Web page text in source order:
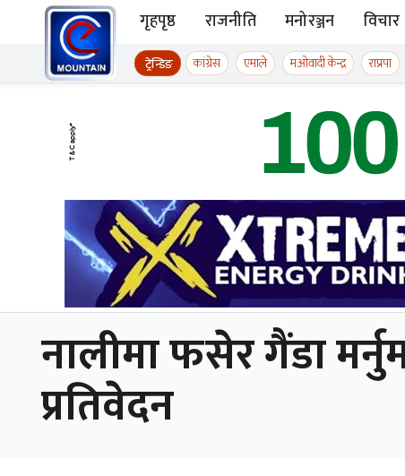
Skip to content
ईमाउण्टेन समाचार
गृहपृष्ठ राजनीति मनोरञ्जन विचार
ट्रेन्डिङ कांग्रेस एमाले मओवादी केन्द्र राप्रपा
नालीमा फसेर गैंडा
प्रतिवेदन